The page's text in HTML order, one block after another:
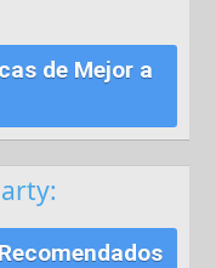
de Mejor a